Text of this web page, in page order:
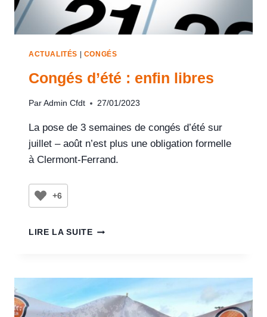
ACTUALITÉS CONGÉS
Congés d’été : enfin libres
Par Admin Cfdt 27/01/2023
La pose de 3 semaines de congés d’été sur
juillet – août n’est plus une obligation formelle
à Clermont-Ferrand.
+6
LIRE LA SUITE